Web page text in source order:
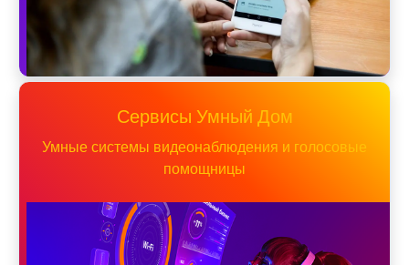
Сервисы Умный Дом
Умные системы видеонаблюдения и голосовые
помощницы